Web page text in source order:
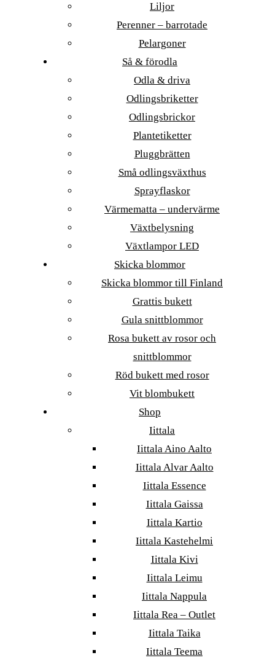
Liljor
Perenner – barrotade
Pelargoner
Så & förodla
Odla & driva
Odlingsbriketter
Odlingsbrickor
Plantetiketter
Pluggbrätten
Små odlingsväxthus
Sprayflaskor
Värmematta – undervärme
Växtbelysning
Växtlampor LED
Skicka blommor
Skicka blommor till Finland
Grattis bukett
Gula snittblommor
Rosa bukett av rosor och
snittblommor
Röd bukett med rosor
Vit blombukett
Shop
Iittala
Iittala Aino Aalto
Iittala Alvar Aalto
Iittala Essence
Iittala Gaissa
Iittala Kartio
Iittala Kastehelmi
Iittala Kivi
Iittala Leimu
Iittala Nappula
Iittala Rea – Outlet
Iittala Taika
Iittala Teema